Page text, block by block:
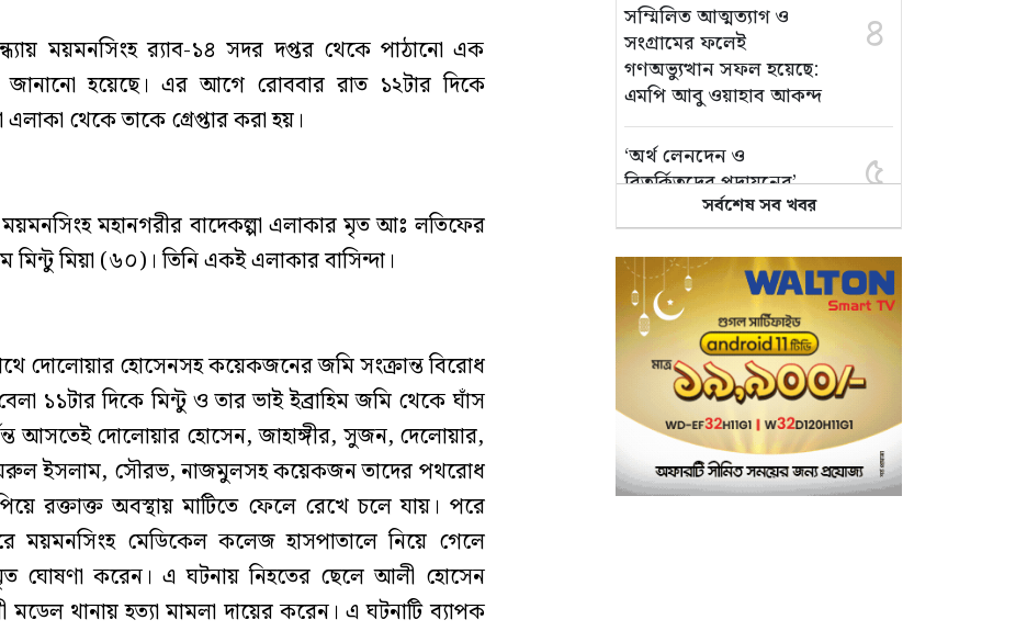
ময়মনসিংহ র‌্যাব-১৪ সদর দপ্তর থেকে পাঠানো এক
জানানো হয়েছে। এর আগে রোববার রাত ১২টার দিকে
থেকে তাকে গ্রেপ্তার করা হয়।
মহানগরীর বাদেকল্পা এলাকার মৃত আঃ লতিফের
মিন্টু মিয়া (৬০)। তিনি একই এলাকার বাসিন্দা।
দোলোয়ার হোসেনসহ কয়েকজনের জমি সংক্রান্ত বিরোধ
১১টার দিকে মিন্টু ও তার ভাই ইব্রাহিম জমি থেকে ঘাঁস
আসতেই দোলোয়ার হোসেন, জাহাঙ্গীর, সুজন, দেলোয়ার,
ইসলাম, সৌরভ, নাজমুলসহ কয়েকজন তাদের পথরোধ
রক্তাক্ত অবস্থায় মাটিতে ফেলে রেখে চলে যায়। পরে
ময়মনসিংহ মেডিকেল কলেজ হাসপাতালে নিয়ে গেলে
ঘোষণা করেন। এ ঘটনায় নিহতের ছেলে আলী হোসেন
থানায় হত্যা মামলা দায়ের করেন। এ ঘটনাটি ব্যাপক
সম্মিলিত আত্মত্যাগ ও
সংগ্রামের ফলেই
গণঅভ্যুত্থান সফল হয়েছে:
এমপি আবু ওয়াহাব আকন্দ
৪
‘অর্থ লেনদেন ও
বিতর্কিতদের পদায়নের’
অভিযোগ, ঈশ্বরগঞ্জে
ছাত্রলীগের একাংশের ঝাড়ু
মিছিল
৫
মানসম্মত শিক্ষা নিশ্চিতে
শ্যামপুরে তৎপর শিক্ষা
অফিসার শাপলা খানম
৬
তাৎক্ষণিক খাদ্য পরীক্ষা
নিশ্চিত করবে ভ্রাম্যমাণ
পরীক্ষাগার: এস এম হুমায়ূন
৭
সর্বশেষ সব খবর